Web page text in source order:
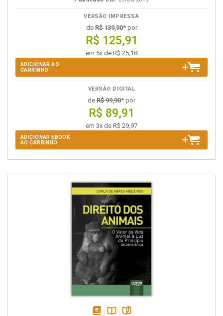
VERSÃO IMPRESSA
deR$ 139,90* por
R$ 125,91
em 5x de R$ 25,18
ADICIONAR AO
CARRINHO
VERSÃO DIGITAL
de R$ 99,90* por
R$ 89,91
em 3x de R$ 29,97
ADICIONAR EBOOK
AO CARRINHO